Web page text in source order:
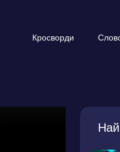
Кросворди